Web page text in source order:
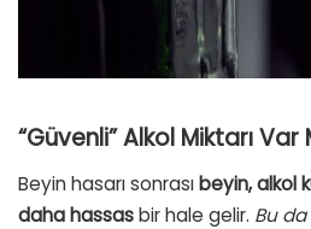
“Güvenli” Alkol Miktarı Var
Beyin hasarı sonrası beyin, alkol
daha hassasbir hale gelir. Bu